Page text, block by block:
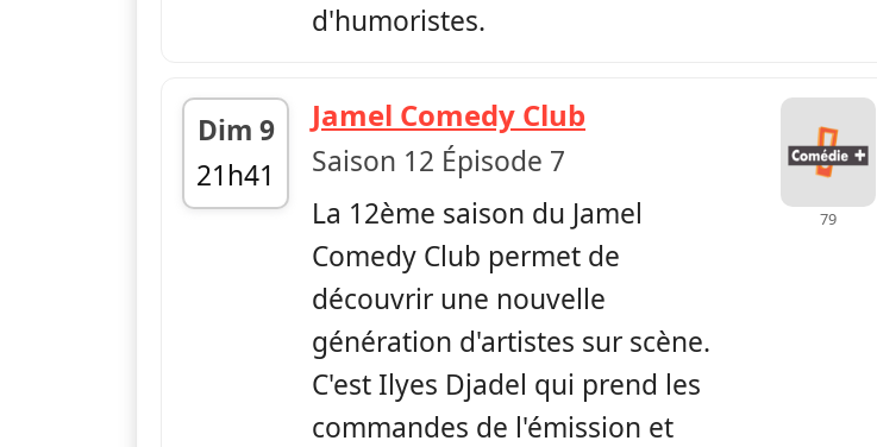
d'humoristes.
Dim 9
21h41
fin 22h07
Jamel Comedy Club — Jamel Comedy Club
Saison 12 Épisode 7
La 12ème saison du Jamel
Comedy Club permet de
découvrir une nouvelle
génération d'artistes sur scène.
C'est Ilyes Djadel qui prend les
commandes de l'émission et
79